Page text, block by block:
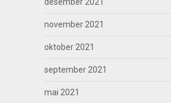
desember 2021
november 2021
oktober 2021
september 2021
mai 2021